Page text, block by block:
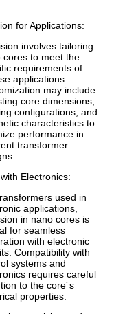
for Applications:
involves tailoring
cores to meet the
requirements of
applications.
may include
core dimensions,
configurations, and
characteristics to
performance in
transformer
Electronics:
used in
applications,
in nano cores is
for seamless
with electronic
Compatibility with
systems and
requires careful
to the core´s
properties.